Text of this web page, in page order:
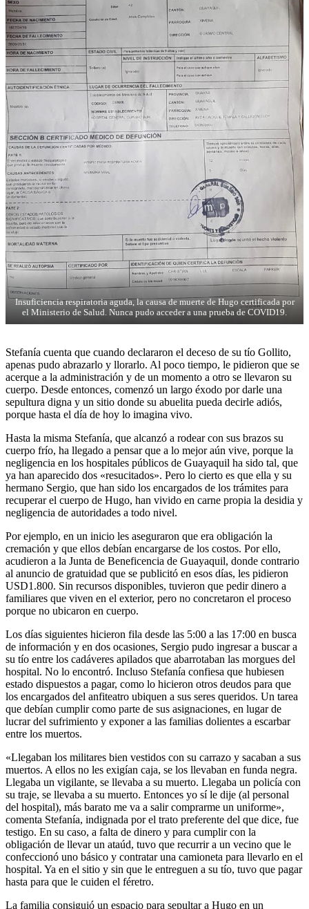
Insuficiencia respiratoria aguda, la causa de muerte de Hugo certificada por
el Ministerio de Salud. Nunca pudo acceder a una prueba de COVID19.
Stefanía cuenta que cuando declararon el deceso de su tío Gollito,
apenas pudo abrazarlo y llorarlo. Al poco tiempo, le pidieron que se
acerque a la administración y de un momento a otro se llevaron su
cuerpo. Desde entonces, comenzó un largo éxodo por darle una
sepultura digna y un sitio donde su abuelita pueda decirle adiós,
porque hasta el día de hoy lo imagina vivo.
Hasta la misma Stefanía, que alcanzó a rodear con sus brazos su
cuerpo frío, ha llegado a pensar que a lo mejor aún vive, porque la
negligencia en los hospitales públicos de Guayaquil ha sido tal, que
ya han aparecido dos «resucitados». Pero lo cierto es que ella y su
hermano Sergio, que han sido los encargados de los trámites para
recuperar el cuerpo de Hugo, han vivido en carne propia la desidia y
negligencia de autoridades a todo nivel.
Por ejemplo, en un inicio les aseguraron que era obligación la
cremación y que ellos debían encargarse de los costos. Por ello,
acudieron a la Junta de Beneficencia de Guayaquil, donde contrario
al anuncio de gratuidad que se publicitó en esos días, les pidieron
USD1.800. Sin recursos disponibles, tuvieron que pedir dinero a
familiares que viven en el exterior, pero no concretaron el proceso
porque no ubicaron en cuerpo.
Los días siguientes hicieron fila desde las 5:00 a las 17:00 en busca
de información y en dos ocasiones, Sergio pudo ingresar a buscar a
su tío entre los cadáveres apilados que abarrotaban las morgues del
hospital. No lo encontró. Incluso Stefanía confiesa que hubiesen
estado dispuestos a pagar, como lo hicieron otros deudos para que
los encargados del anfiteatro ubiquen a sus seres queridos. Un tarea
que debían cumplir como parte de sus asignaciones, en lugar de
lucrar del sufrimiento y exponer a las familias dolientes a escarbar
entre los muertos.
«Llegaban los militares bien vestidos con su carrazo y sacaban a sus
muertos. A ellos no les exigían caja, se los llevaban en funda negra.
Llegaba un vigilante, se llevaba a su muerto. Llegaba un policía con
su traje, se llevaba a su muerto. Entonces yo sí le dije (al personal
del hospital), más barato me va a salir comprarme un uniforme»,
comenta Stefanía, indignada por el trato preferente del que dice, fue
testigo. En su caso, a falta de dinero y para cumplir con la
obligación de llevar un ataúd, tuvo que recurrir a un vecino que le
confeccionó uno básico y contratar una camioneta para llevarlo en el
hospital. Ya en el sitio y sin que le entreguen a su tío, tuvo que pagar
hasta para que le cuiden el féretro.
La familia consiguió un espacio para sepultar a Hugo en un